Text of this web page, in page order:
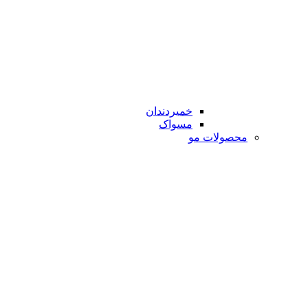
خمیردندان
مسواک
محصولات مو